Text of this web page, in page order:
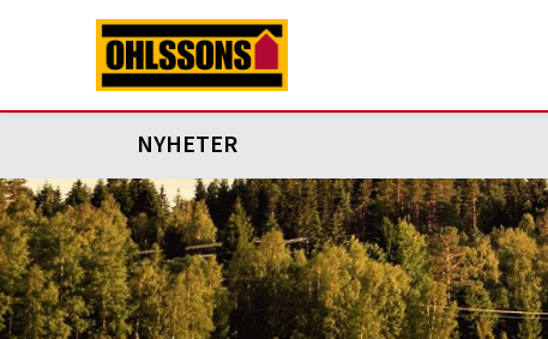
NYHETER
2025-11-17
Sista tömningen av